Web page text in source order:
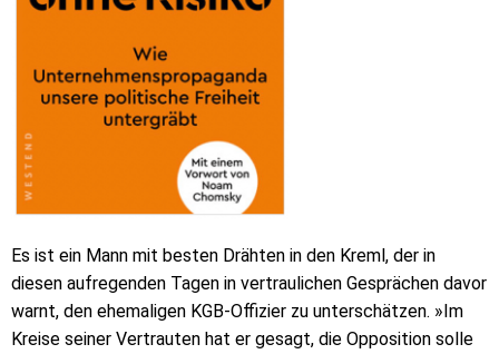
Es ist ein Mann mit besten Drähten in den Kreml, der in
diesen aufregenden Tagen in vertraulichen Gesprächen davor
warnt, den ehemaligen KGB-Offizier zu unterschätzen. »Im
Kreise seiner Vertrauten hat er gesagt, die Opposition solle